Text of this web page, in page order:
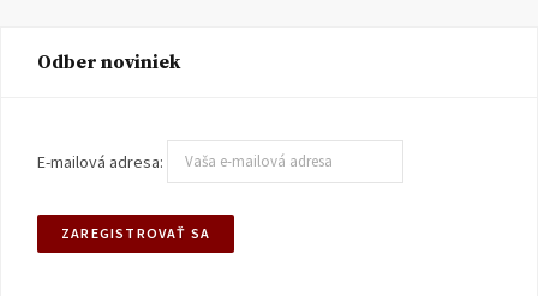
Odber noviniek
E-mailová adresa: